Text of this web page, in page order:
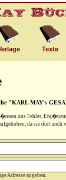
Texte
"KARL MAY's
uns Fehler,
da sie dort
Adresse angeben.